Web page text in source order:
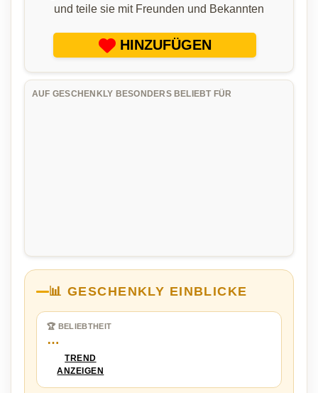
und teile sie mit Freunden und Bekannten
HINZUFÜGEN
AUF GESCHENKLY BESONDERS BELIEBT FÜR
📊 GESCHENKLY EINBLICKE
🏆 BELIEBTHEIT
…
TREND
ANZEIGEN